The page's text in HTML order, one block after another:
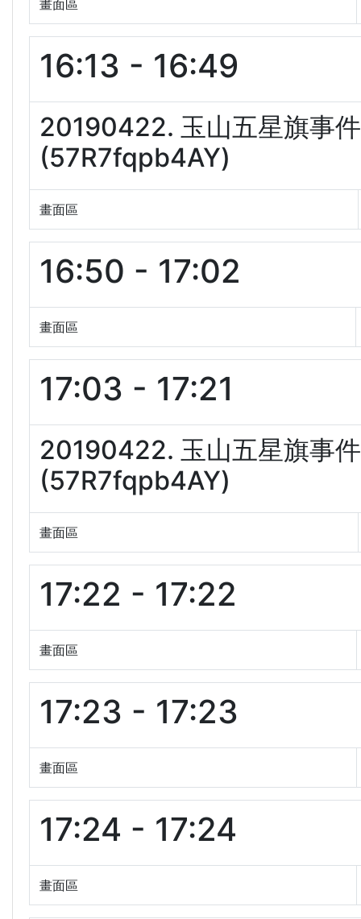
畫面區
16:13 - 16:49
20190422. 玉山五星旗事
(57R7fqpb4AY)
畫面區
16:50 - 17:02
畫面區
17:03 - 17:21
20190422. 玉山五星旗事
(57R7fqpb4AY)
畫面區
17:22 - 17:22
畫面區
17:23 - 17:23
畫面區
17:24 - 17:24
畫面區